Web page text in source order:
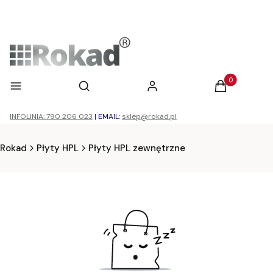
Menu Otwórz wyszukiwarkę
Szukaj Zaloguj się Produkty w
Koszyk
INFOLINIA: 790 206 023 | EMAIL: sklep@rokad.pl
Rokad Płyty HPL Płyty HPL zewnętrzne